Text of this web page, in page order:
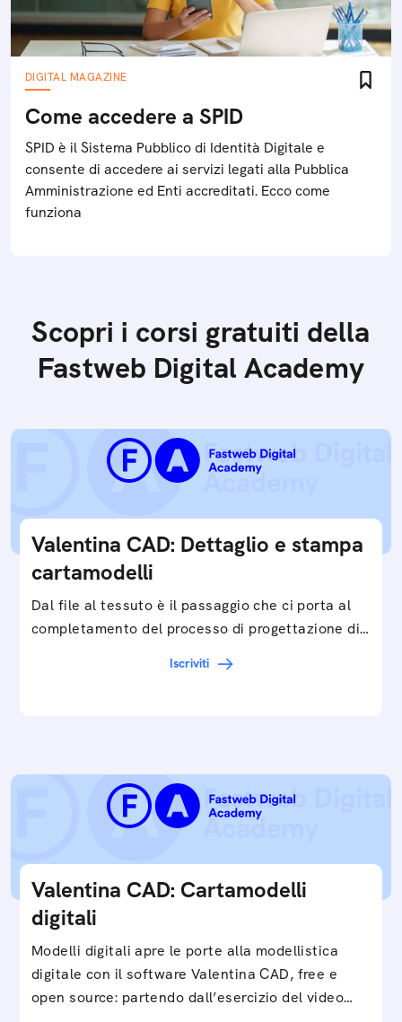
DIGITAL MAGAZINE
Come accedere a SPID
SPID è il Sistema Pubblico di Identità Digitale e
consente di accedere ai servizi legati alla Pubblica
Amministrazione ed Enti accreditati. Ecco come
funziona
Scopri i corsi gratuiti della
Fastweb Digital Academy
Valentina CAD: Dettaglio e stampa
cartamodelli
Dal file al tessuto è il passaggio che ci porta al
completamento del processo di progettazione di
Iscriviti
Valentina CAD: Cartamodelli
digitali
Modelli digitali apre le porte alla modellistica
digitale con il software Valentina CAD, free e
open source: partendo dall’esercizio del video…